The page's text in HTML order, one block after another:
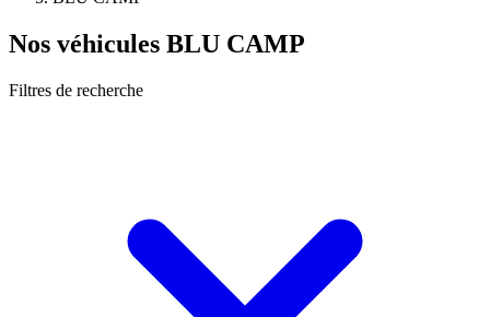
Nos véhicules BLU CAMP
Filtres de recherche